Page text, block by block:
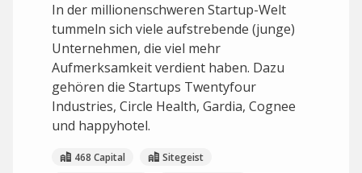
In der millionenschweren Startup-Welt
tummeln sich viele aufstrebende (junge)
Unternehmen, die viel mehr
Aufmerksamkeit verdient haben. Dazu
gehören die Startups Twentyfour
Industries, Circle Health, Gardia, Cognee
und happyhotel.
468 Capital
Sitegeist